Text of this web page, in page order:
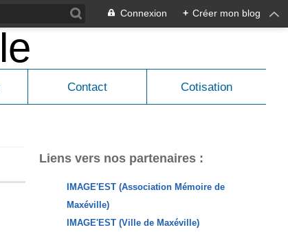
Connexion + Créer mon blog
Contact Cotisation
Liens vers nos partenaires :
IMAGE'EST (Association Mémoire de
Maxéville)
IMAGE'EST (Ville de Maxéville)